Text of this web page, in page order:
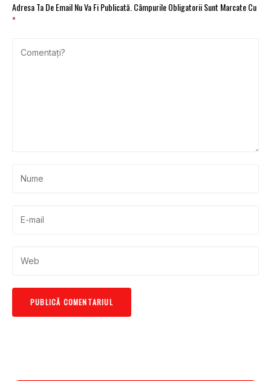
Adresa Ta De Email Nu Va Fi Publicată.Câmpurile Obligatorii Sunt Marcate Cu
*